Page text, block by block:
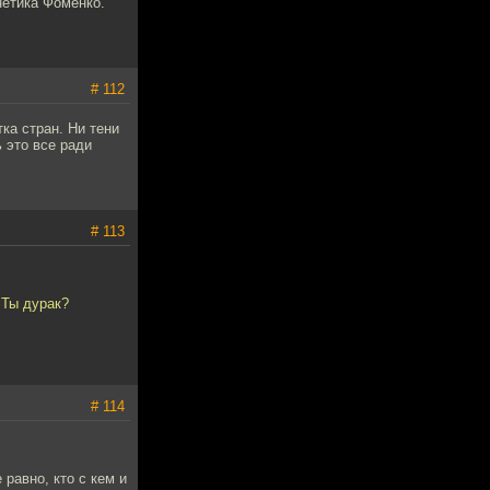
# 112
стран. Ни тени
это все ради
# 113
дурак?
# 114
кто с кем и